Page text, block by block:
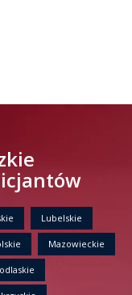
Lubelskie
Mazowieckie